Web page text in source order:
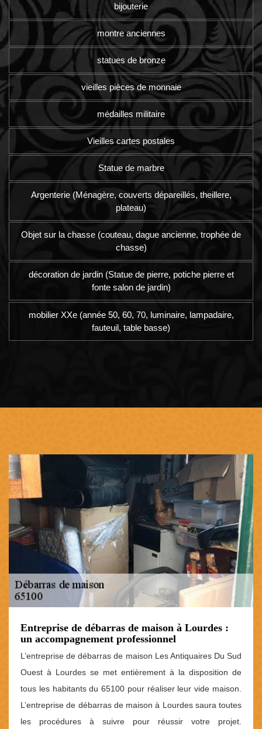
bijouterie
montre anciennes
statues de bronze
vieilles pièces de monnaie
médailles militaire
Vieilles cartes postales
Statue de marbre
Argenterie (Ménagère, couverts dépareillés, theillere,
plateau)
Objet sur la chasse (couteau, dague ancienne, trophée de
chasse)
décoration de jardin (Statue de pierre, potiche pierre et
fonte salon de jardin)
mobilier XXe (année 50, 60, 70, luminaire, lampadaire,
fauteuil, table basse)
Entreprise de débarras de maison à Lourdes :
un accompagnement professionnel
L’entreprise de débarras de maison Les Antiquaires Du Sud
Ouest à Lourdes se met entièrement à la disposition de
tous les habitants du 65100 pour réaliser leur vide maison.
L’entreprise de débarras de maison à Lourdes saura toutes
les procédures à suivre pour réussir votre projet.